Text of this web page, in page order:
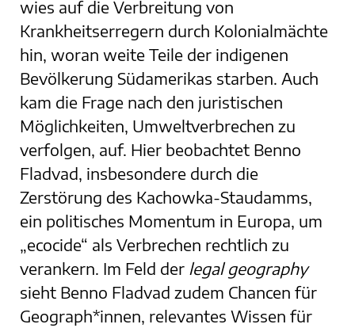
wies auf die Verbreitung von
Krankheitserregern durch Kolonialmächte
hin, woran weite Teile der indigenen
Bevölkerung Südamerikas starben. Auch
kam die Frage nach den juristischen
Möglichkeiten, Umweltverbrechen zu
verfolgen, auf. Hier beobachtet Benno
Fladvad, insbesondere durch die
Zerstörung des Kachowka-Staudamms,
ein politisches Momentum in Europa, um
„ecocide“ als Verbrechen rechtlich zu
verankern. Im Feld der legal geography
sieht Benno Fladvad zudem Chancen für
Geograph*innen, relevantes Wissen für